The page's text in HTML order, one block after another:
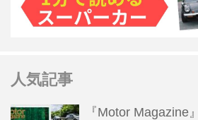
人気記事
『Motor Magazine